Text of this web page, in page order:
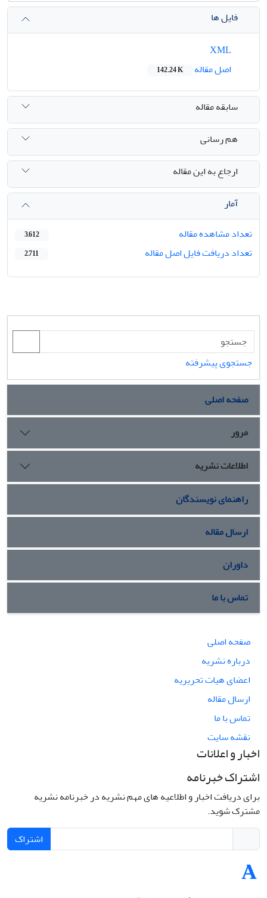
فایل ها
اصل مقاله
142.24 K
سابقه مقاله
هم رسانی
ارجاع به این مقاله
آمار
تعداد مشاهده مقاله
3,612
تعداد دریافت فایل اصل مقاله 2,711
جستجوی پیشرفته
صفحه اصلی
مرور
اطلاعات نشریه
راهنمای نویسندگان
ارسال مقاله
داوران
تماس با ما
صفحه اصلی
درباره نشریه
اعضای هیات تحریریه
ارسال مقاله
تماس با ما
نقشه سایت
اخبار و اعلانات
اشتراک خبرنامه
برای دریافت اخبار و اطلاعیه های مهم نشریه در خبرنامه نشریه
مشترک شوید.
اشتراک